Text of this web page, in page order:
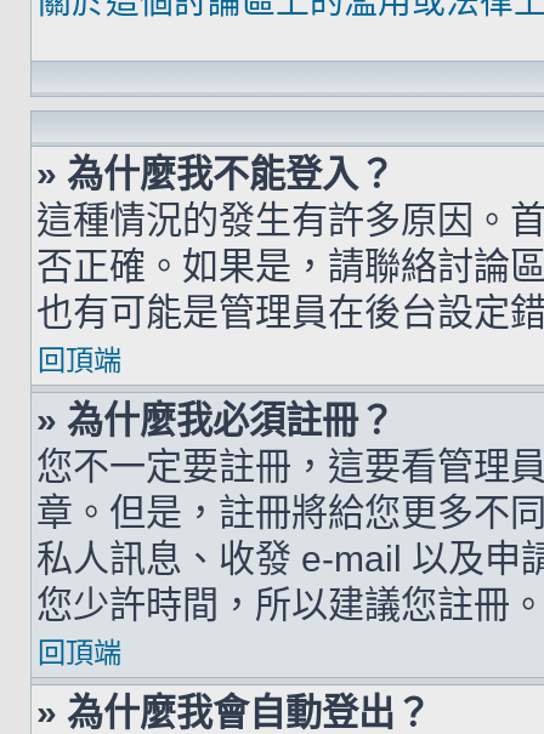
» 為什麼我不能登入？
這種情況的發生有許多原因。
否正確。如果是，請聯絡討論
也有可能是管理員在後台設定
回頂端
» 為什麼我必須註冊？
您不一定要註冊，這要看管理
章。但是，註冊將給您更多不
私人訊息、收發 e-mail 以及申
您少許時間，所以建議您註冊
回頂端
» 為什麼我會自動登出？